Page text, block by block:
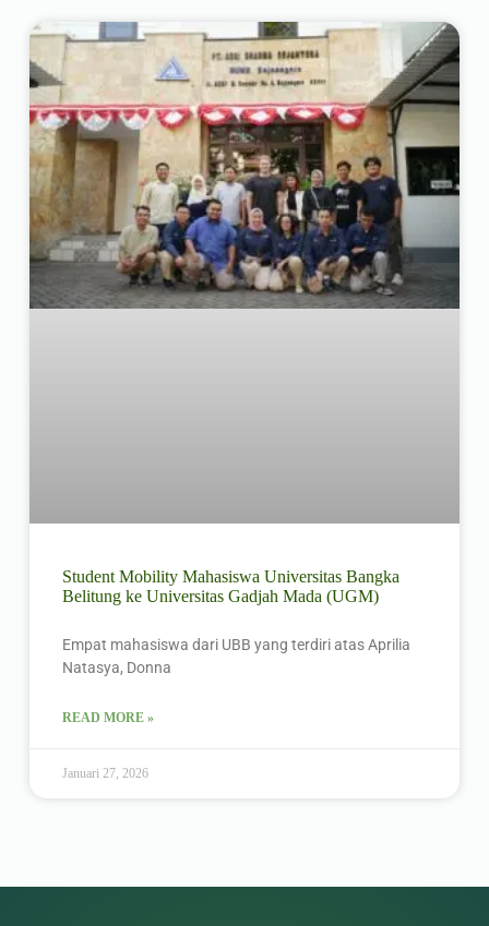
Student Mobility Mahasiswa Universitas Bangka
Belitung ke Universitas Gadjah Mada (UGM)
Empat mahasiswa dari UBB yang terdiri atas Aprilia
Natasya, Donna
READ MORE »
Januari 27, 2026